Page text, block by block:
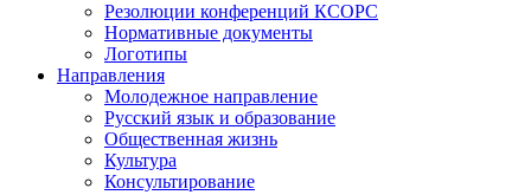
Резолюции конференций КСОРС
Нормативные документы
Логотипы
Направления
Молодежное направление
Русский язык и образование
Общественная жизнь
Культура
Консультирование